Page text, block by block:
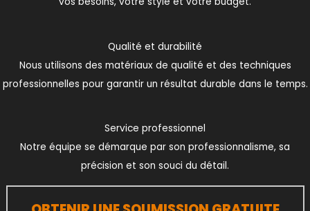
Qualité et durabilité
Nous utilisons des matériaux de qualité et des techniques
professionnelles pour garantir un résultat durable dans le temps.
Service professionnel
Notre équipe se démarque par son professionnalisme, sa
précision et son souci du détail.